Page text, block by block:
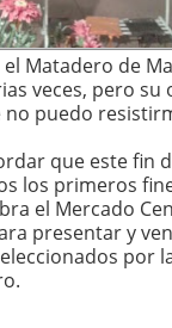
Matadero de
veces, pero su
puedo
que este fin
los primeros
el Mercado
presentar y
por